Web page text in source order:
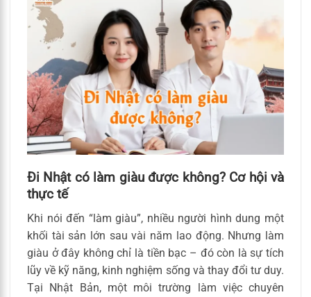
Đi Nhật có làm giàu được không? Cơ hội và
thực tế
Khi nói đến “làm giàu”, nhiều người hình dung một
khối tài sản lớn sau vài năm lao động. Nhưng làm
giàu ở đây không chỉ là tiền bạc – đó còn là sự tích
lũy về kỹ năng, kinh nghiệm sống và thay đổi tư duy.
Tại Nhật Bản, một môi trường làm việc chuyên